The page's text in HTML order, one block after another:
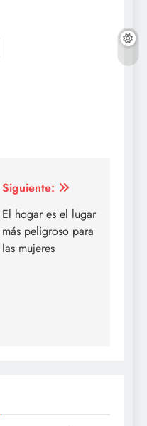
Siguiente:
El hogar es el lugar
más peligroso para
las mujeres